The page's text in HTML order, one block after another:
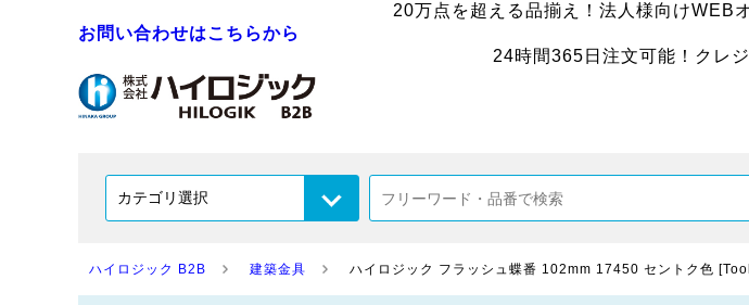
20万点を超える品揃え！法人様向けWEB
お問い合わせはこちらから
24時間365日注文可能！クレ
ハイロジック B2B 建築金具 ハイロジック フラッシュ蝶番 102mm 17450 セントク色